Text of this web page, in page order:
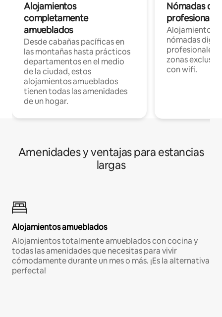
Alojamientos
completamente
amueblados
Desde cabañas pacíficas en
las montañas hasta prácticos
departamentos en el medio
de la ciudad, estos
alojamientos amueblados
tienen todas las amenidades
de un hogar.
Nómadas
Alojamientos
nómadas
profesionales
zonas
con wifi.
Amenidades y ventajas para estancias
largas
Alojamientos amueblados
Alojamientos totalmente amueblados con cocina y
todas las amenidades que necesitas para vivir
cómodamente durante un mes o más. ¡Es la alternativa
perfecta!